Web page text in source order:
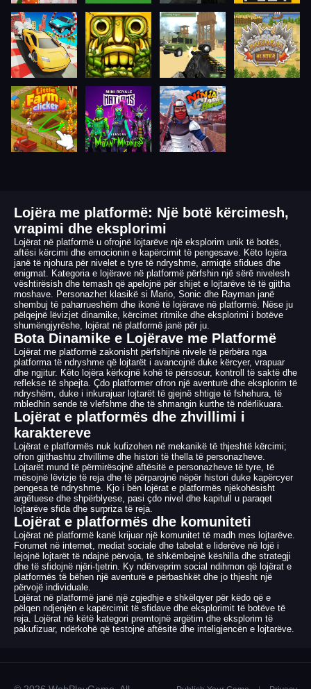
Lojëra me platformë: Një botë kërcimesh,
vrapimi dhe eksplorimi
Lojërat në platformë u ofrojnë lojtarëve një eksplorim unik të botës,
aftësi kërcimi dhe emocionin e kapërcimit të pengesave. Këto lojëra
janë të njohura për nivelet e tyre të ndryshme, armiqtë sfidues dhe
enigmat. Kategoria e lojërave në platformë përfshin një sërë nivelesh
vështirësish dhe temash që apelojnë për shijet e lojtarëve të të gjitha
moshave. Personazhet klasikë si Mario, Sonic dhe Rayman janë
shembuj të paharrueshëm dhe ikonë të lojërave në platformë. Nëse ju
pëlqejnë lëvizjet dinamike, kërcimet ritmike dhe eksplorimi i botëve
shumëngjyrëshe, lojërat në platformë janë për ju.
Bota Dinamike e Lojërave me Platformë
Lojërat me platformë zakonisht përfshijnë nivele të përbëra nga
platforma të ndryshme që lojtarët i avancojnë duke kërcyer, vrapuar
dhe ngjitur. Këto lojëra kërkojnë kohë të përsosur, kontroll të saktë dhe
reflekse të shpejta. Çdo platformer ofron një aventurë dhe eksplorim të
ndryshëm, duke i inkurajuar lojtarët të gjejnë shtigje të fshehura, të
mbledhin sende të vlefshme dhe të shmangin kurthe të ndërlikuara.
Lojërat e platformës dhe zhvillimi i
karaktereve
Lojërat e platformës nuk kufizohen në mekanikë të thjeshtë kërcimi;
ofron gjithashtu zhvillime dhe histori të thella të personazheve.
Lojtarët mund të përmirësojnë aftësitë e personazheve të tyre, të
mësojnë lëvizje të reja dhe të përparojnë nëpër histori duke kapërcyer
pengesa të ndryshme. Kjo i bën lojërat e platformës njëkohësisht
argëtuese dhe shpërblyese, pasi çdo nivel dhe kapitull u paraqet
lojtarëve sfida dhe surpriza të reja.
Lojërat e platformës dhe komuniteti
Lojërat në platformë kanë krijuar një komunitet të madh mes lojtarëve.
Forumet në internet, mediat sociale dhe tabelat e liderëve në lojë i
lejojnë lojtarët të ndajnë përvoja, të shkëmbejnë këshilla dhe strategji
dhe të sfidojnë njëri-tjetrin. Ky ndërveprim social ndihmon që lojërat e
platformës të bëhen një aventurë e përbashkët dhe jo thjesht një
përvojë individuale.
Lojërat në platformë janë një zgjedhje e shkëlqyer për këdo që e
pëlqen ndjenjën e kapërcimit të sfidave dhe eksplorimit të botëve të
reja. Lojërat në këtë kategori premtojnë argëtim dhe eksplorim të
pakufizuar, ndërkohë që testojnë aftësitë dhe inteligjencën e lojtarëve.